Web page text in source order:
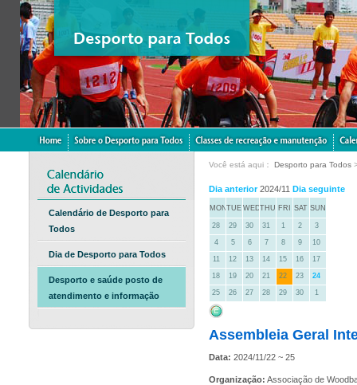
Calendário de Desporto para
Todos
Dia de Desporto para Todos
Desporto e saúde posto de
atendimento e informação
Você está aqui： Desporto para Todos
Dia anterior2024/11 Dia seguinte
MONTUE WEDTHU FRI SAT SUN
28 29 30 31 1 2 3
4 5 6 7 8 9 10
11 12 13 14 15 16 17
18 19 20 21 22 23 24
25 26 27 28 29 30 1
Assembleia Geral
Data: 2024/11/22 ~ 25
Organização: Associação de